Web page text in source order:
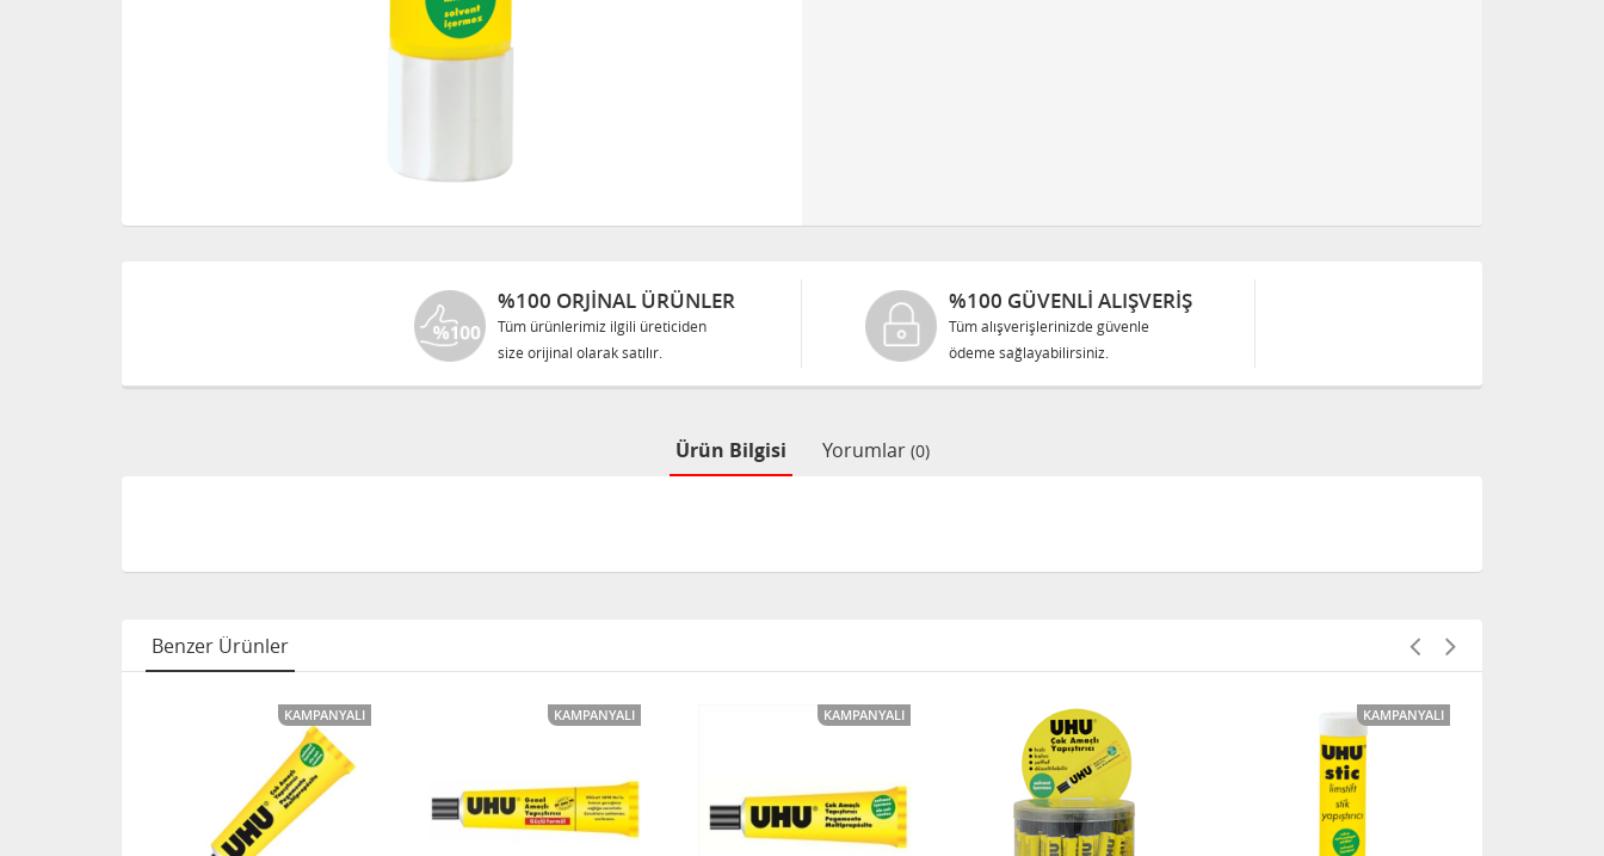
%100 ORJINAL ÜRÜNLER
Tüm ürünlerimiz ilgili üreticiden
size orijinal olarak satılır.
%100 GÜVENLİ ALIŞVERİŞ
Tüm alışverişlerinizde güvenle
ödeme sağlayabilirsiniz.
Ürün Bilgisi Yorumlar (0)
Benzer Ürünler
KAMPANYALI KAMPANYALI KAMPANYALI KAMPANYALI